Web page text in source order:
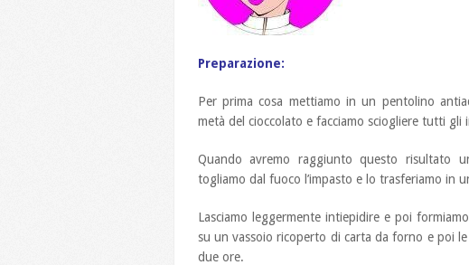
Preparazione:
Per prima cosa mettiamo in un pentolino
metà del cioccolato e facciamo sciogliere tutti
Quando avremo raggiunto questo risultato
togliamo dal fuoco l’impasto e lo trasferiamo in
Lasciamo leggermente intiepidire e poi
su un vassoio ricoperto di carta da forno e poi
due ore.